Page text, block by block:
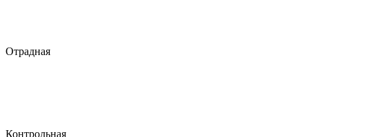
Отрадная
Контрольная